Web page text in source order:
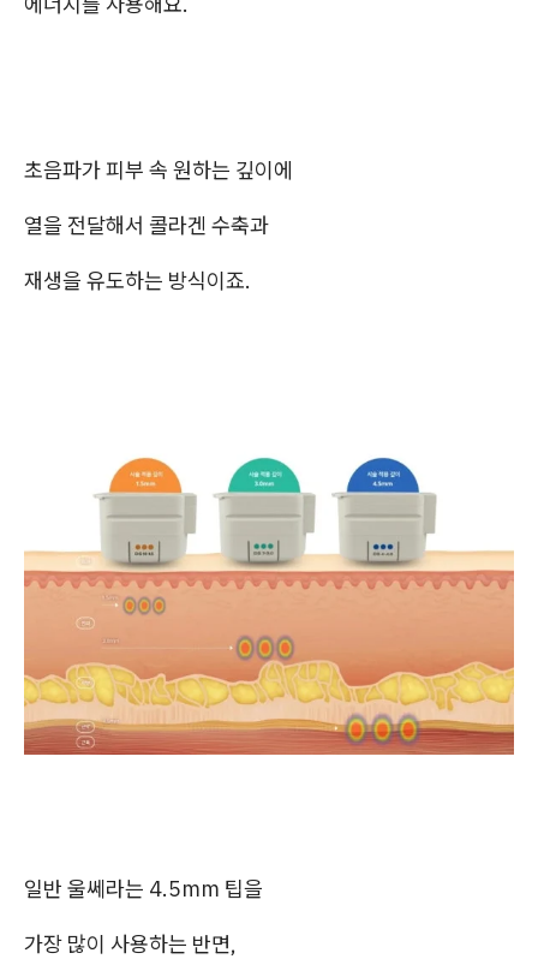
초음파가 피부 속 원하는 깊이에
열을 전달해서 콜라겐 수축과
재생을 유도하는 방식이죠.
일반 울쎄라는 4.5mm 팁을
가장 많이 사용하는 반면,